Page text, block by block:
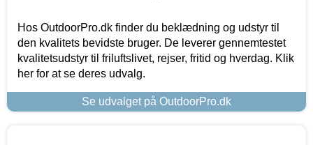
Hos OutdoorPro.dk finder du beklædning og udstyr til
den kvalitets bevidste bruger. De leverer gennemtestet
kvalitetsudstyr til friluftslivet, rejser, fritid og hverdag. Klik
her for at se deres udvalg.
Se udvalget på OutdoorPro.dk